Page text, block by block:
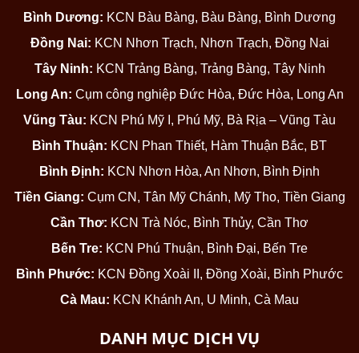
Bình Dương: KCN Bàu Bàng, Bàu Bàng, Bình Dương
Đồng Nai: KCN Nhơn Trạch, Nhơn Trạch, Đồng Nai
Tây Ninh: KCN Trảng Bàng, Trảng Bàng, Tây Ninh
Long An: Cụm công nghiệp Đức Hòa, Đức Hòa, Long An
Vũng Tàu: KCN Phú Mỹ I, Phú Mỹ, Bà Rịa – Vũng Tàu
Bình Thuận: KCN Phan Thiết, Hàm Thuận Bắc, BT
Bình Định: KCN Nhơn Hòa, An Nhơn, Bình Định
Tiền Giang: Cụm CN, Tân Mỹ Chánh, Mỹ Tho, Tiền Giang
Cần Thơ: KCN Trà Nóc, Bình Thủy, Cần Thơ
Bến Tre: KCN Phú Thuận, Bình Đại, Bến Tre
Bình Phước: KCN Đồng Xoài II, Đồng Xoài, Bình Phước
Cà Mau: KCN Khánh An, U Minh, Cà Mau
DANH MỤC DỊCH VỤ